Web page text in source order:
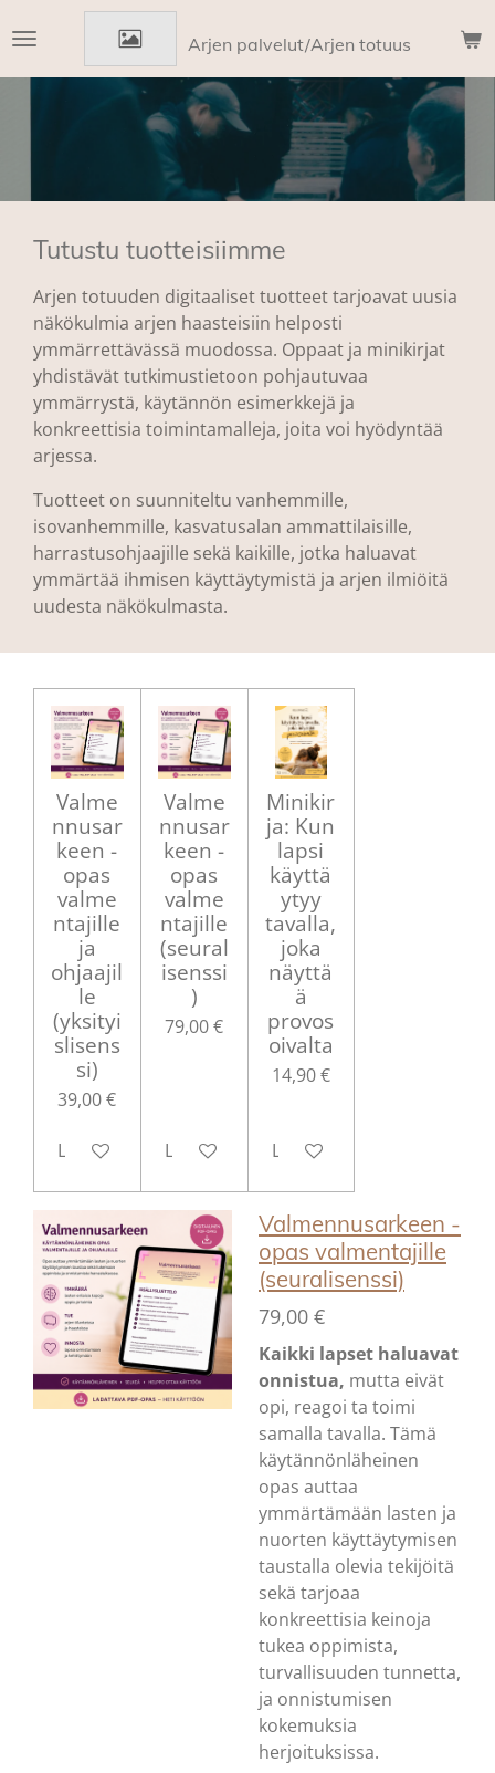
pääsisältöön
Arjen palvelut/Arjen totuus
Tutustu tuotteisiimme
Arjen totuuden digitaaliset tuotteet tarjoavat uusia
näkökulmia arjen haasteisiin helposti
ymmärrettävässä muodossa. Oppaat ja minikirjat
yhdistävät tutkimustietoon pohjautuvaa
ymmärrystä, käytännön esimerkkejä ja
konkreettisia toimintamalleja, joita voi hyödyntää
arjessa.
Tuotteet on suunniteltu vanhemmille,
isovanhemmille, kasvatusalan ammattilaisille,
harrastusohjaajille sekä kaikille, jotka haluavat
ymmärtää ihmisen käyttäytymistä ja arjen ilmiöitä
uudesta näkökulmasta.
Valme
nnusar
keen -
opas
valme
ntajille
ja
ohjaajil
le
(yksityi
slisens
si)
39,00 €
Lisää ostoskoriin
Valme
nnusar
keen -
opas
valme
ntajille
(seural
isenssi
)
79,00 €
Lisää ostoskoriin
Minikir
ja: Kun
lapsi
käyttä
ytyy
tavalla,
joka
näyttä
ä
provos
oivalta
14,90 €
Lisää ostoskoriin
Valmennusarkeen -
opas valmentajille
(seuralisenssi)
79,00 €
Kaikki lapset haluavat
onnistua, mutta eivät
opi, reagoi ta toimi
samalla tavalla. Tämä
käytännönläheinen
opas auttaa
ymmärtämään lasten ja
nuorten käyttäytymisen
taustalla olevia tekijöitä
sekä tarjoaa
konkreettisia keinoja
tukea oppimista,
turvallisuuden tunnetta,
ja onnistumisen
kokemuksia
herjoituksissa.